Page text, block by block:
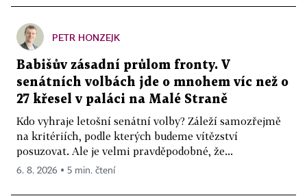
PETR HONZEJK
Babišův zásadní průlom fronty. V
senátních volbách jde o mnohem víc než o
27 křesel v paláci na Malé Straně
Kdo vyhraje letošní senátní volby? Záleží samozřejmě
na kritériích, podle kterých budeme vítězství
posuzovat. Ale je velmi pravděpodobné, že...
6. 8. 2026 ▪ 5 min. čtení